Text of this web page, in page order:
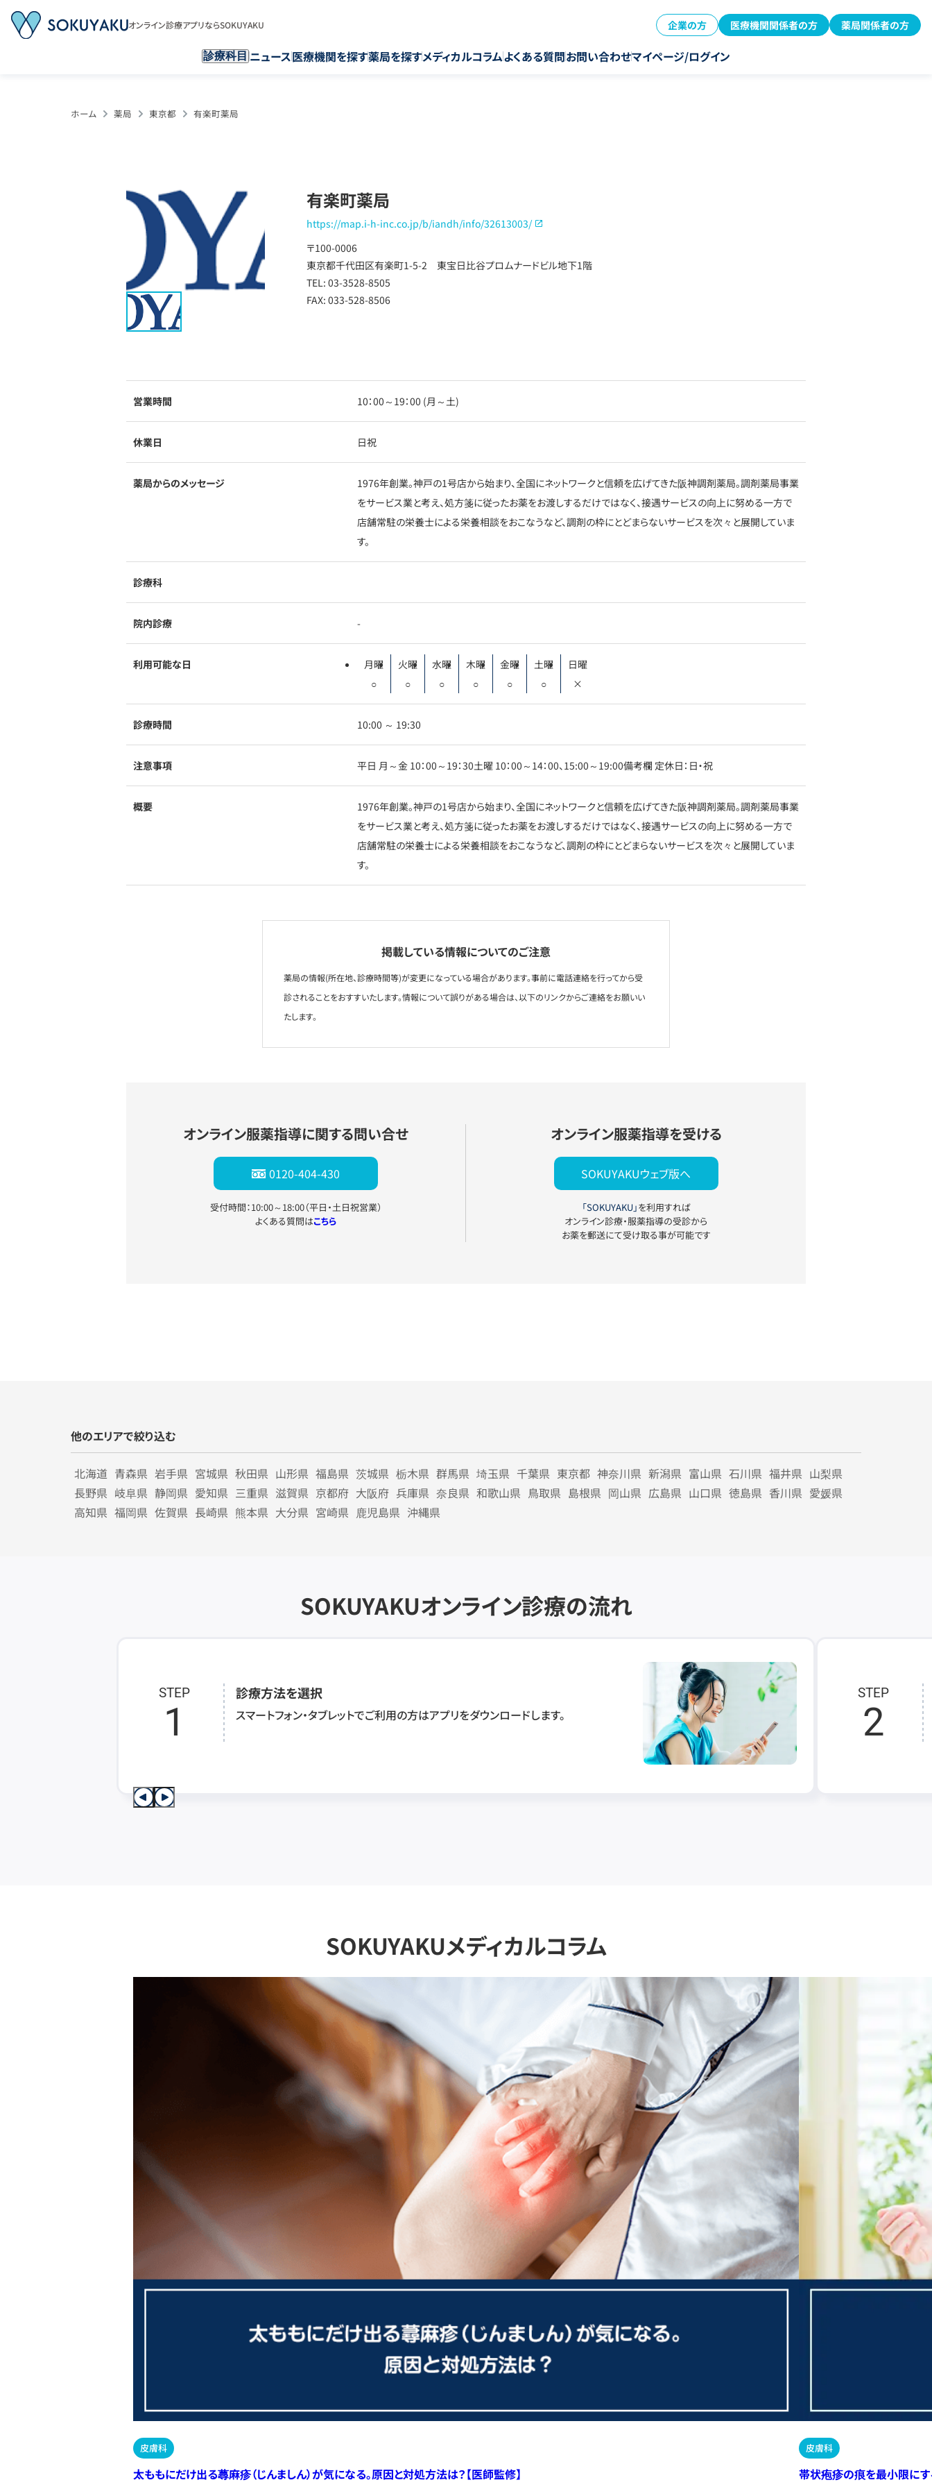
オンライン診療アプリならSOKUYAKU 企業の方 医療機関関係者の方 薬局関係者の方
診療科目 ニュース医療機関を探す薬局を探すメディカルコラムよくある質問お問い合わせマイページ/ログイン
ホーム 薬局 東京都 有楽町薬局
有楽町薬局
https://map.i-h-inc.co.jp/b/iandh/info/32613003/
〒100-0006
東京都千代田区有楽町1-5-2 東宝日比谷プロムナードビル地下1階
TEL: 03-3528-8505
FAX: 033-528-8506
営業時間 10：00～19：00 (月～土)
休業日 日祝
薬局からのメッセージ
1976年創業。神戸の1号店から始まり、全国にネットワークと信頼を広げてきた阪神調剤薬局。調剤薬局事業
をサービス業と考え、処方箋に従ったお薬をお渡しするだけではなく、接遇サービスの向上に努める一方で
店舗常駐の栄養士による栄養相談をおこなうなど、調剤の枠にとどまらないサービスを次々と展開していま
す。
診療科
院内診療 -
利用可能な日
月曜
○
火曜
○
水曜
○
木曜
○
金曜
○
土曜
○
日曜
×
診療時間 10:00 ～ 19:30
注意事項 平日 月～金 10：00～19：30土曜 10：00～14：00、15:00～19:00備考欄 定休日：日・祝
概要
1976年創業。神戸の1号店から始まり、全国にネットワークと信頼を広げてきた阪神調剤薬局。調剤薬局事業
をサービス業と考え、処方箋に従ったお薬をお渡しするだけではなく、接遇サービスの向上に努める一方で
店舗常駐の栄養士による栄養相談をおこなうなど、調剤の枠にとどまらないサービスを次々と展開していま
す。
掲載している情報についてのご注意
薬局の情報(所在地、診療時間等)が変更になっている場合があります。事前に電話連絡を行ってから受
診されることをおすすいたします。情報について誤りがある場合は、以下のリンクからご連絡をお願いい
たします。
オンライン服薬指導に関する問い合せ
0120-404-430
受付時間：10:00～18:00（平日・土日祝営業）
よくある質問はこちら
オンライン服薬指導を受ける
SOKUYAKUウェブ版へ
「SOKUYAKU」を利用すれば
オンライン診療・服薬指導の受診から
お薬を郵送にて受け取る事が可能です
他のエリアで絞り込む
北海道 青森県 岩手県 宮城県 秋田県 山形県 福島県 茨城県 栃木県 群馬県 埼玉県 千葉県 東京都 神奈川県 新潟県 富山県 石川県 福井県 山梨県
長野県 岐阜県 静岡県 愛知県 三重県 滋賀県 京都府 大阪府 兵庫県 奈良県 和歌山県 鳥取県 島根県 岡山県 広島県 山口県 徳島県 香川県 愛媛県
高知県 福岡県 佐賀県 長崎県 熊本県 大分県 宮崎県 鹿児島県 沖縄県
SOKUYAKUオンライン診療の流れ
STEP
1
診療方法を選択
スマートフォン・タブレットでご利用の方はアプリをダウンロードします。
STEP
2
SOKUYAKUメディカルコラム
皮膚科
太ももにだけ出る蕁麻疹（じんましん）が気になる。原因と対処方法は？【医師監修】
皮膚科
帯状疱疹の痕を最小限にす